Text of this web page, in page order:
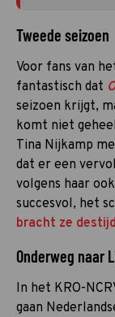
Tweede seizoen
Voor fans van
fantastisch dat
seizoen krijgt,
komt niet
Tina Nijkamp
dat er een
volgens haar
succesvol, het
bracht ze
Onderweg naar
In het KRO-
gaan